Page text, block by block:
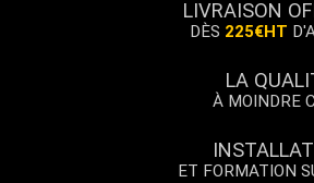
LIVRAISON
DÈS 225€HT
LA
À MOINDRE
ET FORMATION